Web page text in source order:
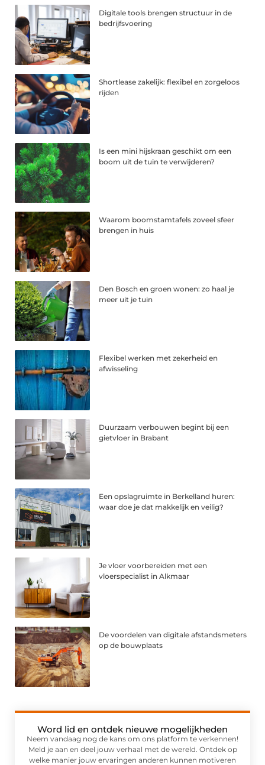
Digitale tools brengen structuur in de
bedrijfsvoering
Shortlease zakelijk: flexibel en zorgeloos
rijden
Is een mini hijskraan geschikt om een
boom uit de tuin te verwijderen?
Waarom boomstamtafels zoveel sfeer
brengen in huis
Den Bosch en groen wonen: zo haal je
meer uit je tuin
Flexibel werken met zekerheid en
afwisseling
Duurzaam verbouwen begint bij een
gietvloer in Brabant
Een opslagruimte in Berkelland huren:
waar doe je dat makkelijk en veilig?
Je vloer voorbereiden met een
vloerspecialist in Alkmaar
De voordelen van digitale afstandsmeters
op de bouwplaats
Word lid en ontdek nieuwe mogelijkheden
Neem vandaag nog de kans om ons platform te verkennen!
Meld je aan en deel jouw verhaal met de wereld. Ontdek op
welke manier jouw ervaringen anderen kunnen motiveren